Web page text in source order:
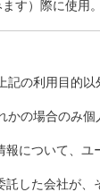
す）際に使用。
記の利用目的
かの場合のみ個
報について、ユ
託した会社が